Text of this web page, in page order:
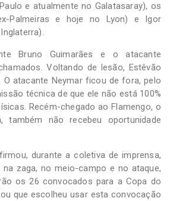
e atualmente no Galatasaray), os
Palmeiras e hoje no Lyon) e Igor
Bruno Guimarães e o atacante
Voltando de lesão, Estêvão
atacante Neymar ficou de fora, pelo
técnica de que ele não está 100%
Recém-chegado ao Flamengo, o
também não recebeu oportunidade
durante a coletiva de imprensa,
na zaga, no meio-campo e no ataque,
os 26 convocados para a Copa do
que escolheu usar esta convocação